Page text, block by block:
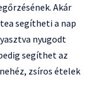
Akár
segítheti a nap
nyugodt
segíthet az
zsíros ételek